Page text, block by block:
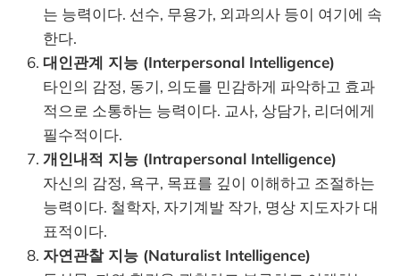
는 능력이다. 선수, 무용가, 외과의사 등이 여기에 속
한다.
대인관계 지능 (Interpersonal Intelligence)
타인의 감정, 동기, 의도를 민감하게 파악하고 효과
적으로 소통하는 능력이다. 교사, 상담가, 리더에게
필수적이다.
개인내적 지능 (Intrapersonal Intelligence)
자신의 감정, 욕구, 목표를 깊이 이해하고 조절하는
능력이다. 철학자, 자기계발 작가, 명상 지도자가 대
표적이다.
자연관찰 지능 (Naturalist Intelligence)